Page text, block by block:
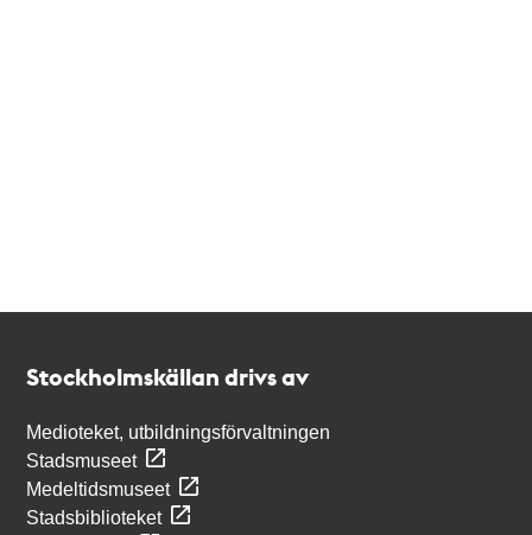
Stockholmskällan drivs av
Medioteket, utbildningsförvaltningen
Stadsmuseet
Medeltidsmuseet
Stadsbiblioteket